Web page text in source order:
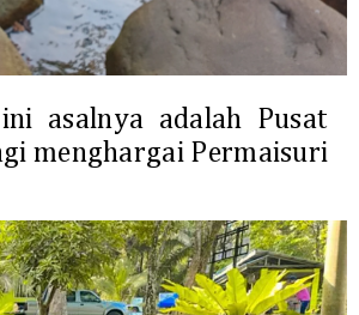
asalnya adalah Pusat
menghargai Permaisuri